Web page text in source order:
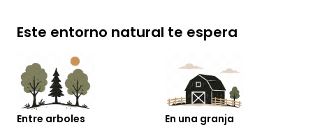
Este entorno natural te espera
Entre arboles En una granja